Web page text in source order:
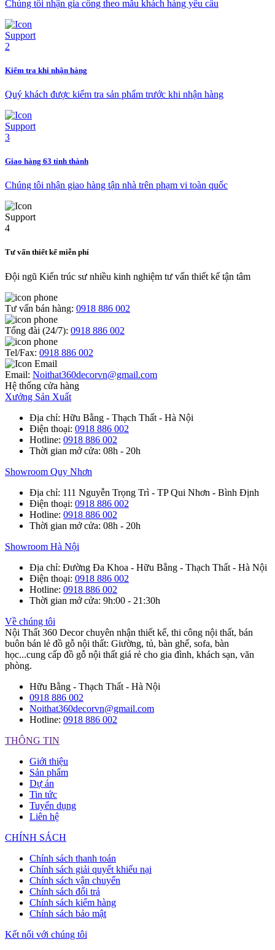
Chúng tôi nhận gia công theo mẫu khách hàng yêu cầu
Kiểm tra khi nhận hàng
Quý khách được kiểm tra sản phẩm trước khi nhận hàng
Giao hàng 63 tỉnh thành
Chúng tôi nhận giao hàng tận nhà trên phạm vi toàn quốc
Tư vấn thiết kế miễn phí
Đội ngũ Kiến trúc sư nhiều kinh nghiệm tư vấn thiết kế tận tâm
Tư vấn bán hàng: 0918 886 002
Tổng đài (24/7): 0918 886 002
Tel/Fax: 0918 886 002
Email: Noithat360decorvn@gmail.com
Hệ thống cửa hàng
Xưởng Sản Xuất
Địa chỉ: Hữu Bằng - Thạch Thất - Hà Nội
Điện thoại: 0918 886 002
Hotline: 0918 886 002
Thời gian mở cửa: 08h - 20h
Showroom Quy Nhơn
Địa chỉ: 111 Nguyễn Trọng Trì - TP Qui Nhơn - Bình Định
Điện thoại: 0918 886 002
Hotline: 0918 886 002
Thời gian mở cửa: 08h - 20h
Showroom Hà Nội
Địa chỉ: Đường Đa Khoa - Hữu Bằng - Thạch Thất - Hà Nội
Điện thoại: 0918 886 002
Hotline: 0918 886 002
Thời gian mở cửa: 9h:00 - 21:30h
Về chúng tôi
Nội Thất 360 Decor chuyên nhận thiết kế, thi công nội thất, bán
buôn bán lẻ đồ gỗ nội thất: Giường, tủ, bàn ghế, sofa, bàn
học...cung cấp đồ gỗ nội thất giá rẻ cho gia đình, khách sạn, văn
phòng.
Hữu Bằng - Thạch Thất - Hà Nội
0918 886 002
Noithat360decorvn@gmail.com
Hotline: 0918 886 002
THÔNG TIN
Giới thiệu
Sản phẩm
Dự án
Tin tức
Tuyển dụng
Liên hệ
CHÍNH SÁCH
Chính sách thanh toán
Chính sách giải quyết khiếu nại
Chính sách vận chuyển
Chính sách đổi trả
Chính sách kiểm hàng
Chính sách bảo mật
Kết nối với chúng tôi